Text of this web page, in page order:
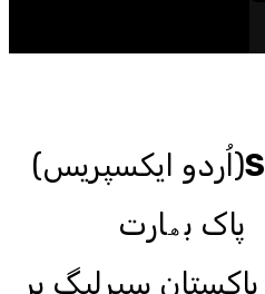
(اُردو ایکسپریس)
پاک بھارت
سپرلیگ پر